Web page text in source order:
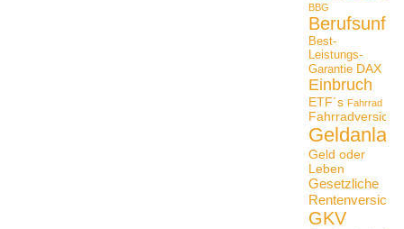
BBG
Best-
Leistungs-
Garantie DAX
Einbruch
ETF´s Fahrrad
Geld oder
Leben
Gesetzliche
GKV